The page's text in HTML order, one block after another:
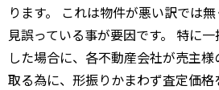
ります。 これは物件が悪い訳では
見誤っている事が要因です。 特に
した場合に、各不動産会社が売主
取る為に、形振りかまわず査定価格